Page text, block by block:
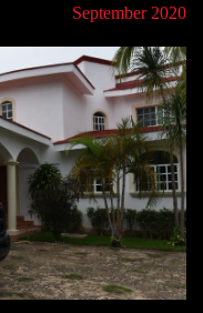
September 2020